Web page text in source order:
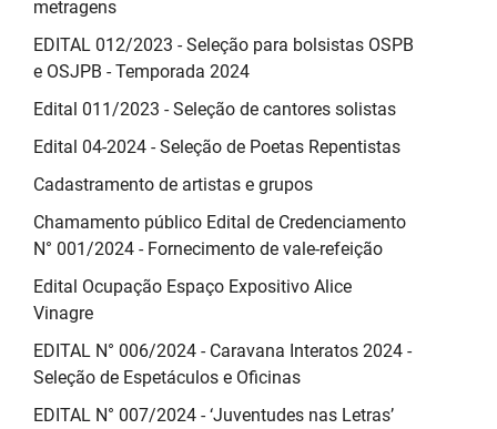
metragens
EDITAL 012/2023 - Seleção para bolsistas OSPB
e OSJPB - Temporada 2024
Edital 011/2023 - Seleção de cantores solistas
Edital 04-2024 - Seleção de Poetas Repentistas
Cadastramento de artistas e grupos
Chamamento público Edital de Credenciamento
N° 001/2024 - Fornecimento de vale-refeição
Edital Ocupação Espaço Expositivo Alice
Vinagre
EDITAL N° 006/2024 - Caravana Interatos 2024 -
Seleção de Espetáculos e Oficinas
EDITAL N° 007/2024 - ‘Juventudes nas Letras’